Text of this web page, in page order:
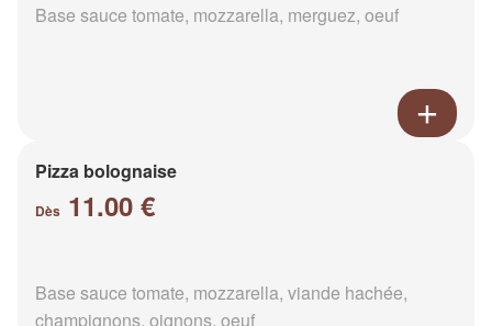
Base sauce tomate, mozzarella, merguez, oeuf
Pizza bolognaise
Dès 11.00 €
Base sauce tomate, mozzarella, viande hachée,
champignons, oignons, oeuf